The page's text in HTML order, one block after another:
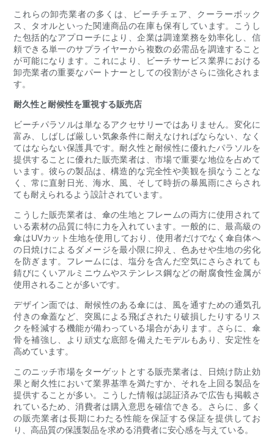
これらの卸売業者の多くは、ビーチチェア、クーラーボック
ス、タオルといった関連商品の在庫も保有しています。こうし
た包括的なアプローチにより、企業は調達業務を効率化し、信
頼できる単一のサプライヤーから複数の必需品を調達すること
が可能になります。これにより、ビーチサービス業界における
卸売業者の重要なパートナーとしての役割がさらに強化されま
す。
耐久性と耐候性を重視する販売店
ビーチパラソルは単なるアクセサリーではありません。変化に
富み、しばしば厳しい気象条件に耐えなければならない、なく
てはならない保護具です。耐久性と耐候性に優れたパラソルを
提供することに優れた販売業者は、市場で重要な地位を占めて
います。彼らの製品は、構造的な完全性や美観を損なうことな
く、常に直射日光、海水、風、そして時折の暴風雨にさらされ
ても耐えられるよう設​​計されています。
こうした販売業者は、傘の生地とフレームの両方に使用されて
いる素材の品質に特に力を入れています。一般的に、最高級の
傘はUVカット生地を使用しており、使用者だけでなく傘自体へ
の日焼けによるダメージを最小限に抑え、色あせや生地の劣化
を防ぎます。フレームには、塩分を含んだ空気にさらされても
錆びにくいアルミニウムやステンレス鋼などの耐腐食性金属が
使用されることが多いです。
デザイン面では、耐候性のある傘には、風を通すための通気孔
付きの傘蓋など、突風による飛ばされたり破損したりするリス
クを軽減する機能が備わっている場合があります。さらに、傘
骨を補強し、より頑丈な底部を備えたモデルもあり、安定性を
高めています。
このニッチ市場をターゲットとする販売業者は、日焼け防止効
果と耐久性において業界基準を満たすか、それを上回る製品を
提供することが多い。こうした情報は認証済みで広告も掲載さ
れているため、消費者は購入意思を確信できる。さらに、多く
の販売業者は長期にわたる性能を保証する保証を提供してお
り、高品質の保護製品を求める消費者に安心感を与えている。